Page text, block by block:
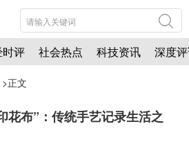
时评 社会热点 科技资讯 深度
>正文
花布”：传统手艺记录生活之